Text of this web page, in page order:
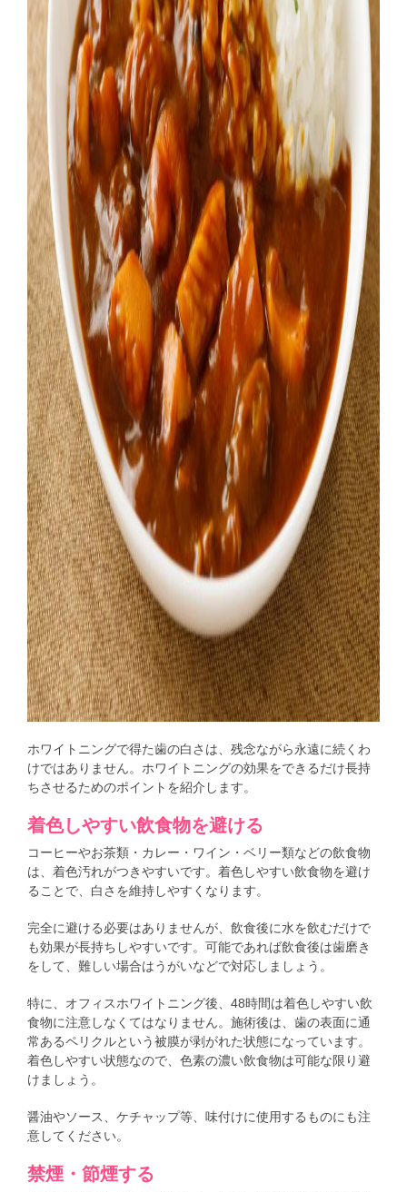
ホワイトニングで得た歯の白さは、残念ながら永遠に続くわ
けではありません。ホワイトニングの効果をできるだけ長持
ちさせるためのポイントを紹介します。
着色しやすい飲食物を避ける
コーヒーやお茶類・カレー・ワイン・ベリー類などの飲食物
は、着色汚れがつきやすいです。着色しやすい飲食物を避け
ることで、白さを維持しやすくなります。
完全に避ける必要はありませんが、飲食後に水を飲むだけで
も効果が長持ちしやすいです。可能であれば飲食後は歯磨き
をして、難しい場合はうがいなどで対応しましょう。
特に、オフィスホワイトニング後、48時間は着色しやすい飲
食物に注意しなくてはなりません。施術後は、歯の表面に通
常あるペリクルという被膜が剥がれた状態になっています。
着色しやすい状態なので、色素の濃い飲食物は可能な限り避
けましょう。
醤油やソース、ケチャップ等、味付けに使用するものにも注
意してください。
禁煙・節煙する